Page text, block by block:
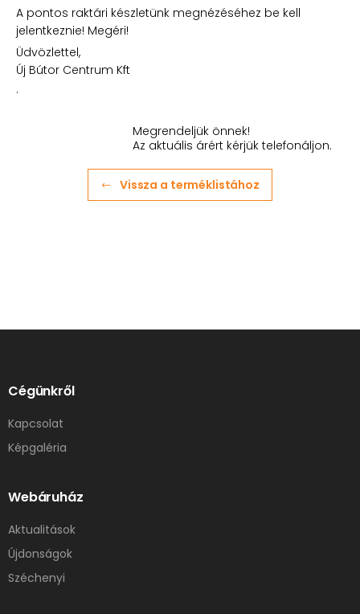
A pontos raktári készletünk megnézéséhez be kell
jelentkeznie! Megéri!
Üdvözlettel,
Új Bútor Centrum Kft
.
Megrendeljük önnek!
Az aktuális árért kérjük telefonáljon.
Vissza a terméklistához
Cégünkről
Kapcsolat
Képgaléria
Webáruház
Aktualitások
Újdonságok
Széchenyi